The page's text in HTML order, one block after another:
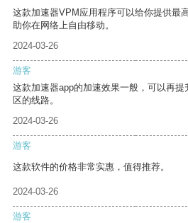
这款加速器VPM应用程序可以给你提供最
助你在网络上自由移动。
2024-03-26
游客
这款加速器app的加速效果一般，可以再
区的线路。
2024-03-26
游客
这款软件的价格非常实惠，值得推荐。
2024-03-26
游客